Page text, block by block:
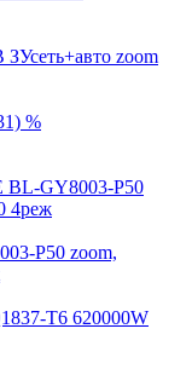
zoom
P50 zoom,